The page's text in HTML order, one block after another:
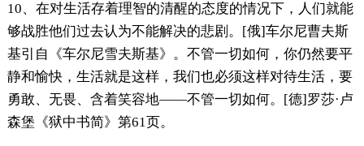
10、在对生活存着理智的清醒的态度的情况下，人们就能
够战胜他们过去认为不能解决的悲剧。[俄]车尔尼曹夫斯
基引自《车尔尼雪夫斯基》。不管一切如何，你仍然要平
静和愉快，生活就是这样，我们也必须这样对待生活，要
勇敢、无畏、含着笑容地——不管一切如何。[德]罗莎·卢
森堡《狱中书简》第61页。